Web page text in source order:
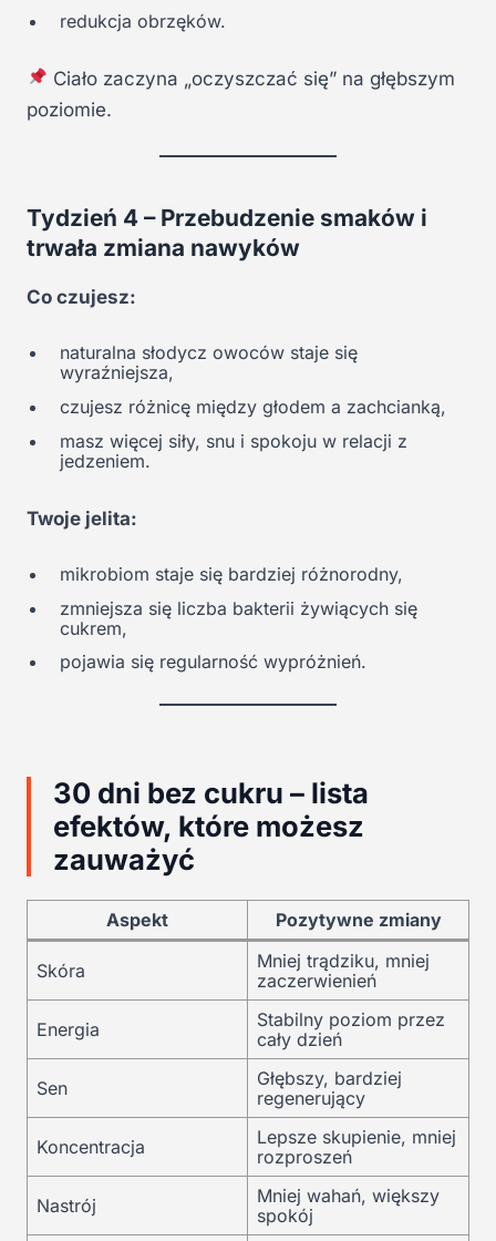
redukcja obrzęków.
Ciało zaczyna „oczyszczać się” na głębszym
poziomie.
Tydzień 4 – Przebudzenie smaków i
trwała zmiana nawyków
Co czujesz:
naturalna słodycz owoców staje się
wyraźniejsza,
czujesz różnicę między głodem a zachcianką,
masz więcej siły, snu i spokoju w relacji z
jedzeniem.
Twoje jelita:
mikrobiom staje się bardziej różnorodny,
zmniejsza się liczba bakterii żywiących się
cukrem,
pojawia się regularność wypróżnień.
30 dni bez cukru – lista
efektów, które możesz
zauważyć
Aspekt Pozytywne zmiany
Skóra
Mniej trądziku, mniej
zaczerwienień
Energia
Stabilny poziom przez
cały dzień
Sen
Głębszy, bardziej
regenerujący
Koncentracja
Lepsze skupienie, mniej
rozproszeń
Nastrój
Mniej wahań, większy
spokój